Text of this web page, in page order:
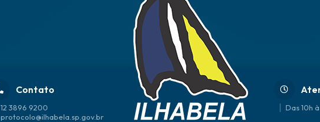
Contato
12 3896 9200
protocolo@ilhabela.sp.gov.br
Das 10h